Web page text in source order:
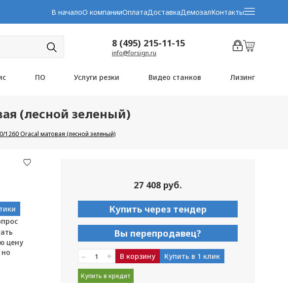
В началоО компанииОплатаДоставкаДемозалКонтакты
8 (495) 215-11-15
info@forsign.ru
ПО Услуги резки Видео станков Лизинг
(лесной зеленый)
1260 Oracal матовая (лесной зеленый)
цену
27 408 руб.
Купить через тендер
Вы перепродавец?
– + В корзину Купить в 1 клик
Купить в кредит